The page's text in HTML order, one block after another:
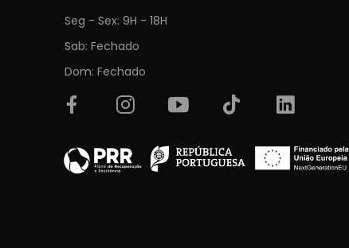
Seg - Sex: 9H - 18H
Sab: Fechado
Dom: Fechado